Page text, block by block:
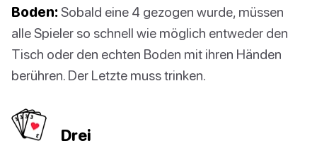
Boden: Sobald eine 4 gezogen wurde, müssen
alle Spieler so schnell wie möglich entweder den
Tisch oder den echten Boden mit ihren Händen
berühren. Der Letzte muss trinken.
Drei